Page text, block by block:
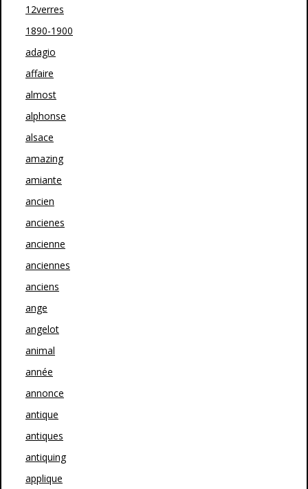
12verres
1890-1900
adagio
affaire
almost
alphonse
alsace
amazing
amiante
ancien
ancienes
ancienne
anciennes
anciens
ange
angelot
animal
année
annonce
antique
antiques
antiquing
applique